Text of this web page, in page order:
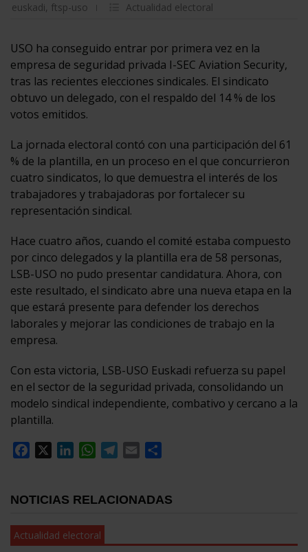
euskadi, ftsp-uso Actualidad electoral
USO ha conseguido entrar por primera vez en la
empresa de seguridad privada I-SEC Aviation Security,
tras las recientes elecciones sindicales. El sindicato
obtuvo un delegado, con el respaldo del 14 % de los
votos emitidos.
La jornada electoral contó con una participación del 61
% de la plantilla, en un proceso en el que concurrieron
cuatro sindicatos, lo que demuestra el interés de los
trabajadores y trabajadoras por fortalecer su
representación sindical.
Hace cuatro años, cuando el comité estaba compuesto
por cinco delegados y la plantilla era de 58 personas,
LSB-USO no pudo presentar candidatura. Ahora, con
este resultado, el sindicato abre una nueva etapa en la
que estará presente para defender los derechos
laborales y mejorar las condiciones de trabajo en la
empresa.
Con esta victoria, LSB-USO Euskadi refuerza su papel
en el sector de la seguridad privada, consolidando un
modelo sindical independiente, combativo y cercano a la
plantilla.
Facebook
LinkedInWhatsApp
Telegram
Email
NOTICIAS RELACIONADAS
Actualidad electoral